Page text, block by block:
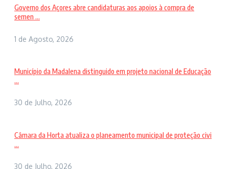
Governo dos Açores abre candidaturas aos apoios à compra de
semen ...
1 de Agosto, 2026
Município da Madalena distinguido em projeto nacional de Educação
...
30 de Julho, 2026
Câmara da Horta atualiza o planeamento municipal de proteção civi
...
30 de Julho, 2026